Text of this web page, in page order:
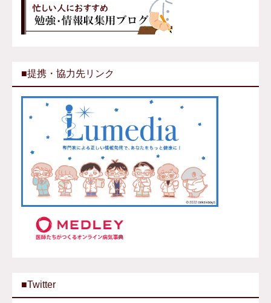
■提携・協力先リンク
■Twitter